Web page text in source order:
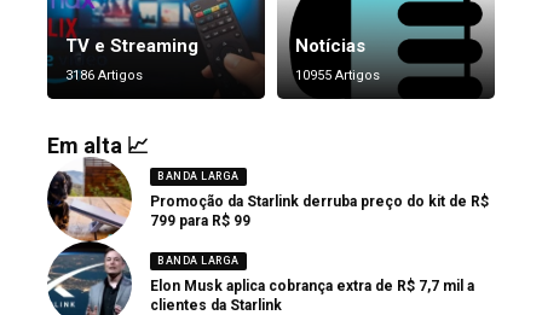
TV e Streaming
3186 Artigos
Notícias
10955 Artigos
Em alta 📈
BANDA LARGA
Promoção da Starlink derruba preço do kit de R$
799 para R$ 99
BANDA LARGA
Elon Musk aplica cobrança extra de R$ 7,7 mil a
clientes da Starlink